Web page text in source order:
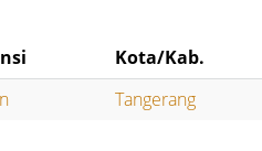
Kota/Kab.
Tangerang